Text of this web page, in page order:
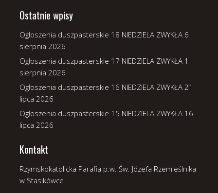
Ostatnie wpisy
Ogłoszenia duszpasterskie 18 NIEDZIELA ZWYKŁA 6
sierpnia 2026
Ogłoszenia duszpasterskie 17 NIEDZIELA ZWYKŁA 1
sierpnia 2026
Ogłoszenia duszpasterskie 16 NIEDZIELA ZWYKŁA 21
lipca 2026
Ogłoszenia duszpasterskie 15 NIEDZIELA ZWYKŁA 16
lipca 2026
Kontakt
Rzymskokatolicka Parafia p.w. Św. Józefa Rzemieślnika
w Stasikówce